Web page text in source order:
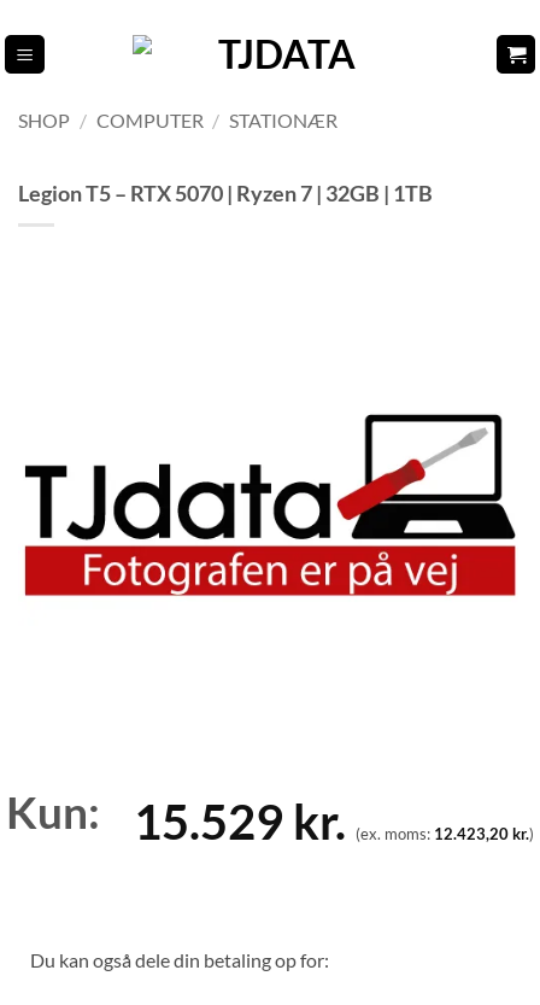
til
indhold
SHOP / COMPUTER / STATIONÆR
Legion T5 – RTX 5070 | Ryzen 7 | 32GB | 1TB
Kun: 15.529 kr. (ex. moms: 12.423,20kr.)
Du kan også dele din betaling op for: